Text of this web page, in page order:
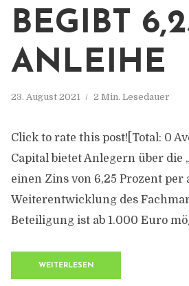
BEGIBT
ANLEIHE
23. August 2021 2 Min. Lesedauer
Click to rate this post![Total: 0
Capital bietet Anlegern über
einen Zins von 6,25 Prozent
Weiterentwicklung des
Beteiligung ist ab 1.000 Euro
WEITERLESEN